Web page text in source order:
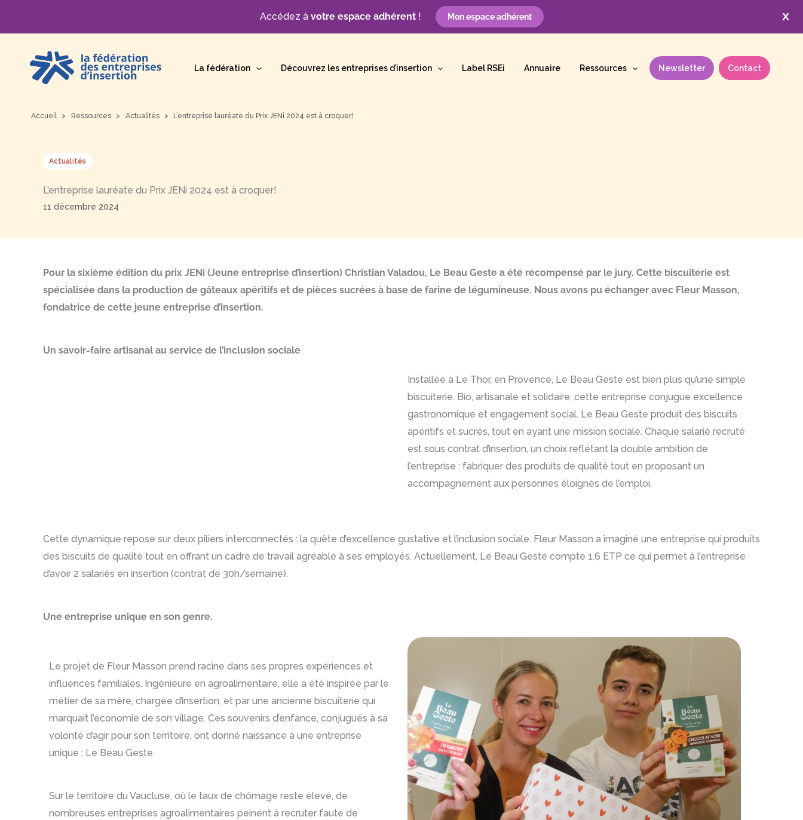
X
Accédez à votre espace adhérent! Mon espace adhérent
contenu
La fédération Découvrez les entreprises d’insertion Label RSEi Annuaire Ressources Newsletter Contact
Accueil Ressources Actualités L’entreprise lauréate du Prix JENi 2024 est à croquer!
Actualités
L’entreprise lauréate du Prix JENi 2024 est à croquer!
11 décembre 2024
Pour la sixième édition du prix JENi (Jeune entreprise d’insertion) Christian Valadou, Le Beau Geste a été récompensé par le jury. Cette biscuiterie est
spécialisée dans la production de gâteaux apéritifs et de pièces sucrées à base de farine de légumineuse. Nous avons pu échanger avec Fleur Masson,
fondatrice de cette jeune entreprise d’insertion.
Un savoir-faire artisanal au service de l’inclusion sociale
Installée à Le Thor, en Provence, Le Beau Geste est bien plus qu’une simple
biscuiterie. Bio, artisanale et solidaire, cette entreprise conjugue excellence
gastronomique et engagement social. Le Beau Geste produit des biscuits
apéritifs et sucrés, tout en ayant une mission sociale. Chaque salarié recruté
est sous contrat d’insertion, un choix reflétant la double ambition de
l’entreprise : fabriquer des produits de qualité tout en proposant un
accompagnement aux personnes éloignés de l’emploi.
Cette dynamique repose sur deux piliers interconnectés : la quête d’excellence gustative et l’inclusion sociale. Fleur Masson a imaginé une entreprise qui produits
des biscuits de qualité tout en offrant un cadre de travail agréable à ses employés. Actuellement, Le Beau Geste compte 1,6 ETP ce qui permet à l’entreprise
d’avoir 2 salariés en insertion (contrat de 30h/semaine).
Une entreprise unique en son genre.
Le projet de Fleur Masson prend racine dans ses propres expériences et
influences familiales. Ingénieure en agroalimentaire, elle a été inspirée par le
métier de sa mère, chargée d’insertion, et par une ancienne biscuiterie qui
marquait l’économie de son village. Ces souvenirs d’enfance, conjugués à sa
volonté d’agir pour son territoire, ont donné naissance à une entreprise
unique : Le Beau Geste.
Sur le territoire du Vaucluse, où le taux de chômage reste élevé, de
nombreuses entreprises agroalimentaires peinent à recruter faute de